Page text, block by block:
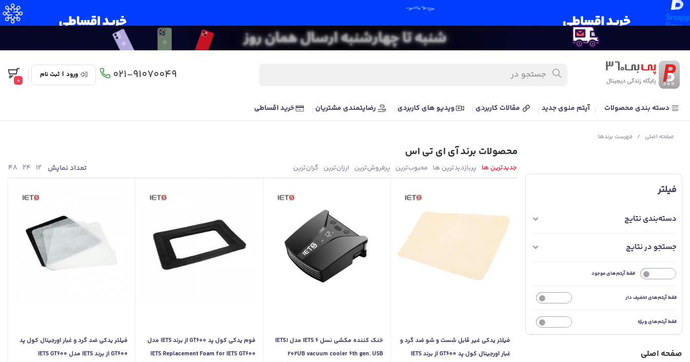
021-91070049 ورود | ثبت نام
0
دسته بندی محصولات آیتم منوی جدید مقالات کاربردی ویدیو های کاربردی رضایتمندی مشتریان خرید اقساطی
صفحه اصلی / فهرست برندها
فیلتر
دسته‌بندی نتایج
جستجو در نتایج
فقط آیتم‌های موجود
فقط آیتم‌های تخفیف دار
فقط آیتم‌های ویژه
صفحه اصلی
محصولات برند آی ای تی اس
جدیدترین ها پربازدیدترین ها محبوب‌‌ترین پرفروش‌ترین ارزان‌ترین گران‌ترین تعداد نمایش 12
24
48
فیلتر یدکی غیر قابل شست و شو ضد گرد و
غبار اورجینال کول پد GT600 از برند IETS
خنک کننده مکشی نسل 6 IETS مدل (IETS
202UB vacuum cooler 6th gen. USB
فوم یدکی کول پد GT600 از برند IETS مدل
IETS Replacement Foam for IETS GT600
فیلتر یدکی ضد گرد و غبار اورجینال کول پد
GT600 از برند IETS مدل IETS GT600